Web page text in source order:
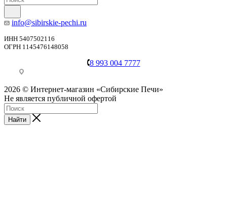
info@sibirskie-pechi.ru
ИНН 5407502116
ОГРН 1145476148058
8 993 004 7777
Пункт выдачи: Иркутск, ул. Генерала Доватора, 21А
2026 © Интернет-магазин «Сибирские Печи»
Не является публичной офертой
Найти